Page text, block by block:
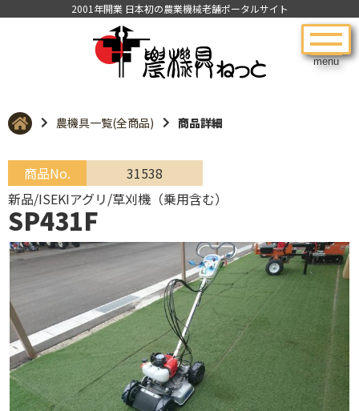
menu
2001年開業 日本初の農業機械老舗ポータルサイト
農機具一覧(全商品) 商品詳細
商品No.
31538
新品/ISEKIアグリ/草刈機（乗用含む）
SP431F